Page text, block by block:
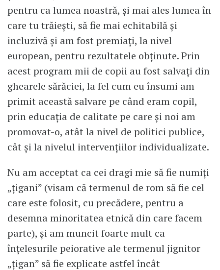
pentru ca lumea noastră, și mai ales lumea în
care tu trăiești, să fie mai echitabilă și
incluzivă și am fost premiați, la nivel
european, pentru rezultatele obținute. Prin
acest program mii de copii au fost salvați din
ghearele sărăciei, la fel cum eu însumi am
primit această salvare pe când eram copil,
prin educația de calitate pe care și noi am
promovat-o, atât la nivel de politici publice,
cât și la nivelul intervențiilor individualizate.
Nu am acceptat ca cei dragi mie să fie numiți
„țigani” (visam că termenul de rom să fie cel
care este folosit, cu precădere, pentru a
desemna minoritatea etnică din care facem
parte), și am muncit foarte mult ca
înțelesurile peiorative ale termenul jignitor
„țigan” să fie explicate astfel încât